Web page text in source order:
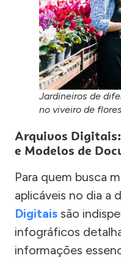
Jardineiros de
no viveiro de
Arquivos
e Modelos de
Para quem busca
aplicáveis no dia a
Digitais são
infográficos
informações